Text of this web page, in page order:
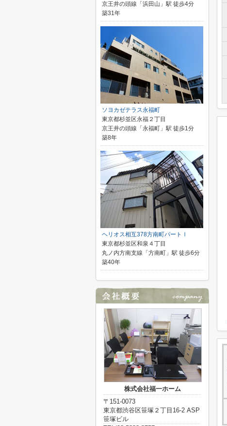
京王井の頭線「浜田山」駅 徒歩4分
築31年
ソヨカゼテラス永福町
東京都杉並区永福２丁目
京王井の頭線「永福町」駅 徒歩1分
築8年
ヘリオス相互378方南町パートⅠ
東京都杉並区和泉４丁目
丸ノ内方南支線「方南町」駅 徒歩6分
築40年
株式会社福一ホーム
〒151-0073
東京都渋谷区笹塚２丁目16-2 ASP
笹塚ビル